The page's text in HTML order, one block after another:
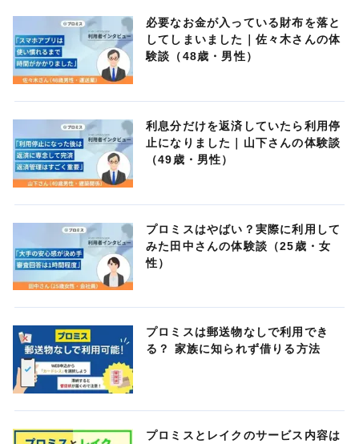
必要なお金が入っている財布を落と
してしまいました｜佐々木さんの体
験談（48歳・男性）
利息分だけを返済していたら利用停
止になりました｜山下さんの体験談
（49歳・男性）
プロミスはやばい？実際に利用して
みた田中さんの体験談（25歳・女
性）
プロミスは郵送物なしで利用でき
る？ 家族に知られず借りる方法
プロミスとレイクのサービス内容は